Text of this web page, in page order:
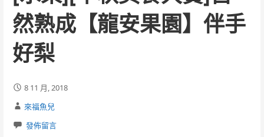
然熟成【龍安果園】伴手
好梨
8 11 月, 2018
來福魚兒
發佈留言